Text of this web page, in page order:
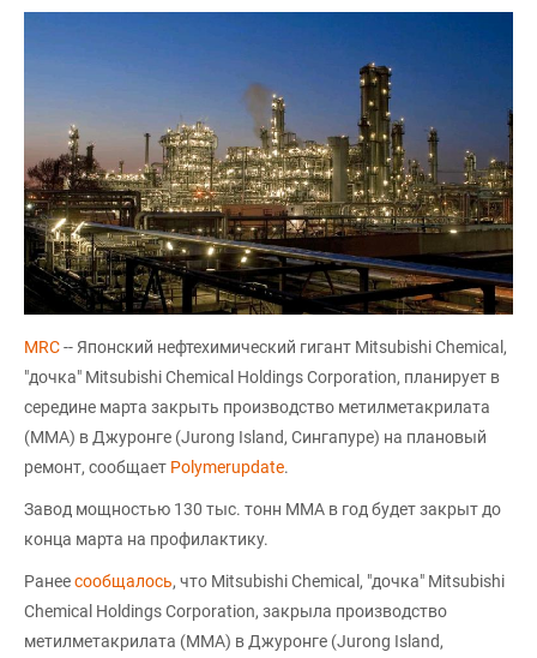
MRC-- Японский нефтехимический гигант Mitsubishi Chemical,
"дочка" Mitsubishi Chemical Holdings Corporation, планирует в
середине марта закрыть производство метилметакрилата
(ММА) в Джуронге (Jurong Island, Сингапуре) на плановый
ремонт, сообщает Polymerupdate.
Завод мощностью 130 тыс. тонн ММА в год будет закрыт до
конца марта на профилактику.
Ранеесообщалось, что Mitsubishi Chemical, "дочка" Mitsubishi
Chemical Holdings Corporation, закрыла производство
метилметакрилата (ММА) в Джуронге (Jurong Island,